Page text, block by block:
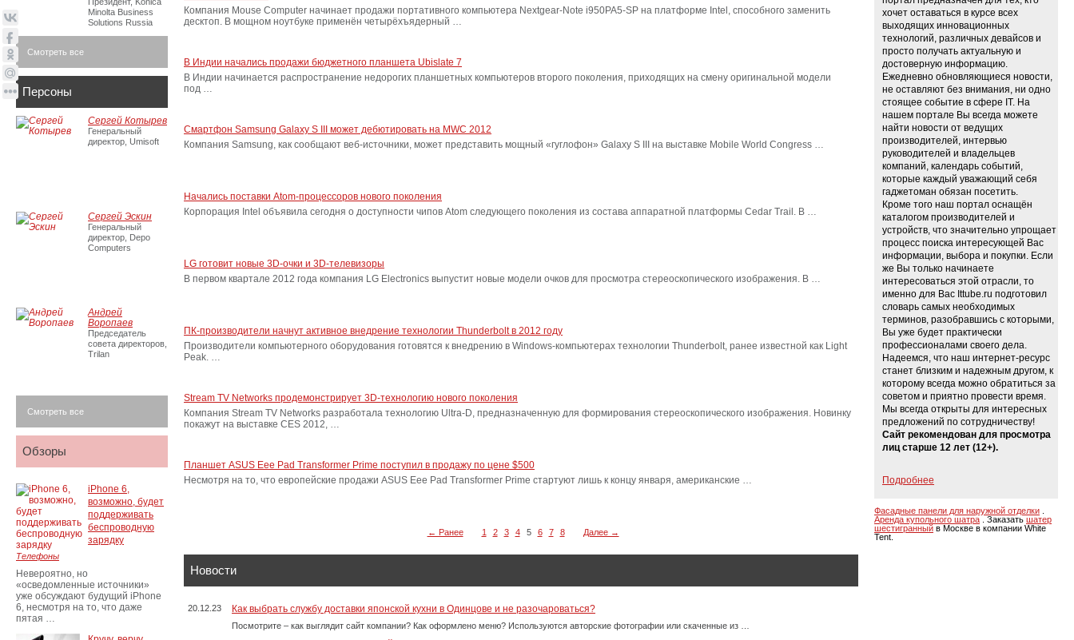
Компания Mouse Computer начинает продажи портативного компьютера Nextgear-Note i950PA5-SP на платформе Intel, способного заменить
десктоп. В мощном ноутбуке применён четырёхъядерный …
В Индии начались продажи бюджетного планшета Ubislate 7
В Индии начинается распространение недорогих планшетных компьютеров второго поколения, приходящих на смену оригинальной модели
под …
Смартфон Samsung Galaxy S III может дебютировать на MWC 2012
Компания Samsung, как сообщают веб-источники, может представить мощный «гуглофон» Galaxy S III на выставке Mobile World Congress …
Начались поставки Atom-процессоров нового поколения
Корпорация Intel объявила сегодня о доступности чипов Atom следующего поколения из состава аппаратной платформы Cedar Trail. В …
LG готовит новые 3D-очки и 3D-телевизоры
В первом квартале 2012 года компания LG Electronics выпустит новые модели очков для просмотра стереоскопического изображения. В …
ПК-производители начнут активное внедрение технологии Thunderbolt в 2012 году
Производители компьютерного оборудования готовятся к внедрению в Windows-компьютерах технологии Thunderbolt, ранее известной как Light
Peak. …
Stream TV Networks продемонстрирует 3D-технологию нового поколения
Компания Stream TV Networks разработала технологию Ultra-D, предназначенную для формирования стереоскопического изображения. Новинку
покажут на выставке CES 2012, …
Планшет ASUS Eee Pad Transformer Prime поступил в продажу по цене $500
Несмотря на то, что европейские продажи ASUS Eee Pad Transformer Prime стартуют лишь к концу января, американские …
← Ранее 1 2 3 4 5 6 7 8 Далее →
Новости
20.12.23 Как выбрать службу доставки японской кухни в Одинцове и не разочароваться?
Посмотрите – как выглядит сайт компании? Как оформлено меню? Используются авторские фотографии или скаченные из …
Minolta Business
Solutions Russia
Смотреть все
Персоны
Сергей Котырев
Генеральный
директор, Umisoft
Сергей Эскин
Генеральный
директор, Depo
Computers
Андрей
Воропаев
Председатель
совета директоров,
Trilan
Смотреть все
Обзоры
iPhone 6,
возможно, будет
поддерживать
беспроводную
зарядку
Телефоны
Невероятно, но
«осведомленные источники»
уже обсуждают будущий iPhone
6, несмотря на то, что даже
пятая …
хочет оставаться в курсе всех
выходящих инновационных
технологий, различных девайсов и
просто получать актуальную и
достоверную информацию.
Ежедневно обновляющиеся новости,
не оставляют без внимания, ни одно
стоящее событие в сфере IT. На
нашем портале Вы всегда можете
найти новости от ведущих
производителей, интервью
руководителей и владельцев
компаний, календарь событий,
которые каждый уважающий себя
гаджетоман обязан посетить.
Кроме того наш портал оснащён
каталогом производителей и
устройств, что значительно упрощает
процесс поиска интересующей Вас
информации, выбора и покупки. Если
же Вы только начинаете
интересоваться этой отрасли, то
именно для Вас Ittube.ru подготовил
словарь самых необходимых
терминов, разобравшись с которыми,
Вы уже будет практически
профессионалами своего дела.
Надеемся, что наш интернет-ресурс
станет близким и надежным другом, к
которому всегда можно обратиться за
советом и приятно провести время.
Мы всегда открыты для интересных
предложений по сотрудничеству!
Сайт рекомендован для просмотра
лиц старше 12 лет (12+).
Подробнее
Фасадные панели для наружной отделки
Аренда купольного шатра . Заказать шатер
шестигранный в Москве в компании White
Tent.